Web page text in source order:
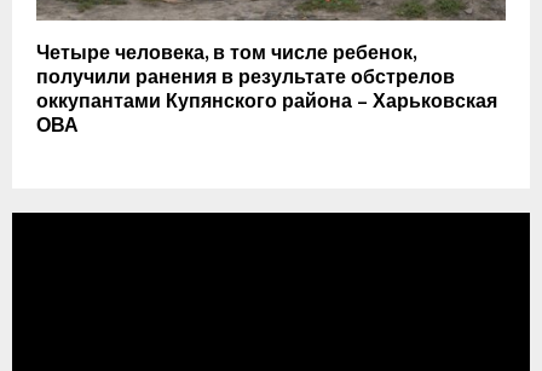
Четыре человека, в том числе ребенок,
получили ранения в результате обстрелов
оккупантами Купянского района – Харьковская
ОВА